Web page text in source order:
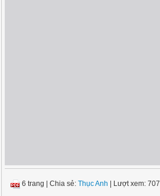
6 trang |Chia sẻ:Thục Anh | Lượt xem: 707